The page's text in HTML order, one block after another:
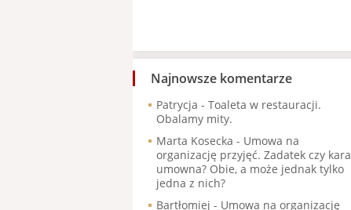
Najnowsze komentarze
Patrycja - Toaleta w restauracji.
Obalamy mity.
Marta Kosecka - Umowa na
organizację przyjęć. Zadatek czy kara
umowna? Obie, a może jednak tylko
jedna z nich?
Bartłomiej - Umowa na organizację